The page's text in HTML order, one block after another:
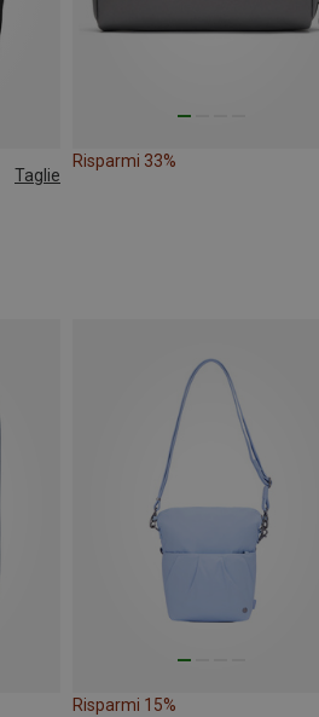
Taglie
Risparmi 33%
Risparmi 15%